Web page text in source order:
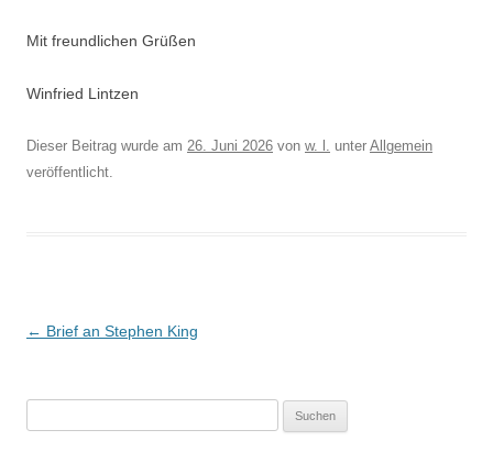
Mit freundlichen Grüßen
Winfried Lintzen
Dieser Beitrag wurde am 26. Juni 2026 von w. l. unter Allgemein
veröffentlicht.
Beitragsnavigation
← Brief an Stephen King